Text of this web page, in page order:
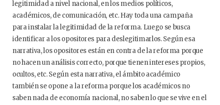
legitimidad a nivel nacional, en los medios políticos,
académicos, de comunicación, etc. Hay toda una campaña
para instalar la legitimidad de la reforma. Luego se busca
identificar a los opositores para deslegitimarlos. Según esa
narrativa, los opositores están en contra de la reforma porque
no hacen un análisis correcto, porque tienen intereses propios,
ocultos, etc. Según esta narrativa, el ámbito académico
también se opone a la reforma porque los académicos no
saben nada de economía nacional, no saben lo que se vive en el